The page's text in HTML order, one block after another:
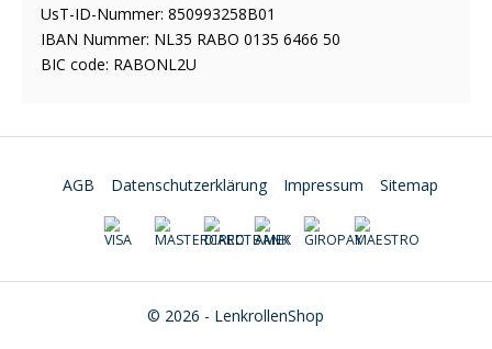
UsT-ID-Nummer: 850993258B01
IBAN Nummer: NL35 RABO 0135 6466 50
BIC code: RABONL2U
© 2026 - LenkrollenShop
AGB Datenschutzerklärung Impressum Sitemap